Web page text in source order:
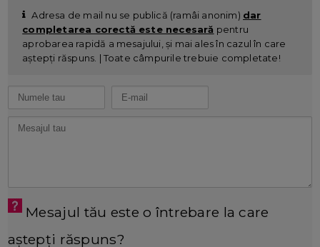
Adresa de mail nu se publică (ramâi anonim) dar
completarea corectă este necesară pentru
aprobarea rapidă a mesajului, și mai ales în cazul în care
aștepți răspuns. | Toate câmpurile trebuie completate!
Mesajul tău este o întrebare la care
aștepți răspuns?